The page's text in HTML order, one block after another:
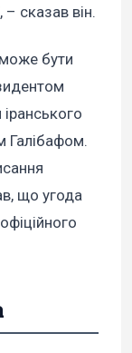
сказав він.
бути
Галібафом.
що угода